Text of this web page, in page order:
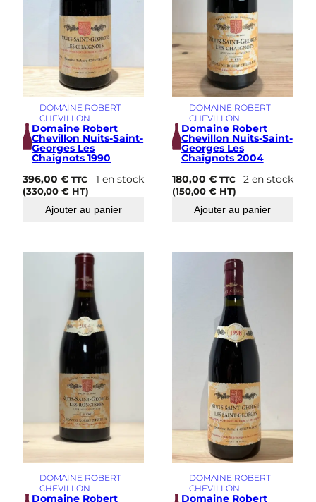
DOMAINE ROBERT
CHEVILLON
Domaine Robert
Chevillon Nuits-Saint-
Georges Les
Chaignots 1990
396,00€ TTC
(330,00€ HT)
1 en stock
Ajouter au panier
DOMAINE ROBERT
CHEVILLON
Domaine Robert
Chevillon Nuits-Saint-
Georges Les
Chaignots 2004
180,00 € TTC
(150,00 €HT)
2 en stock
Ajouter au panier
DOMAINE ROBERT
CHEVILLON
Domaine Robert
DOMAINE ROBERT
CHEVILLON
Domaine Robert